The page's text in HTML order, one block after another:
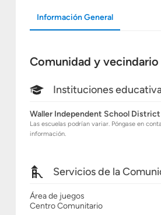
Comunidad y vecindario
Waller Independent School District
información.